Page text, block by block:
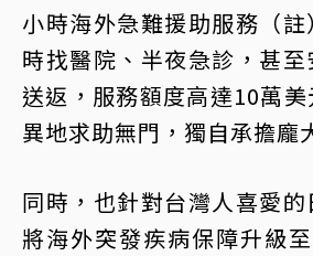
小時海外急難援助服務（
時找醫院、半夜急診，甚
送返，服務額度高達10萬
異地求助無門，獨自承擔龐
同時，也針對台灣人喜愛的
將海外突發疾病保障升級